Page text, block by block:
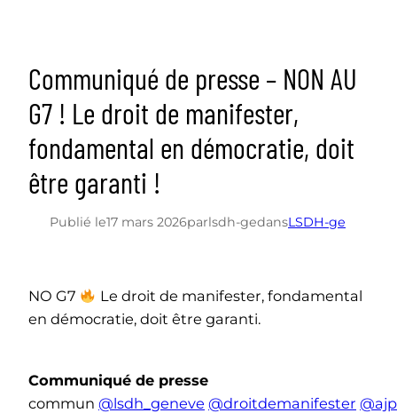
Communiqué de presse – NON AU
G7 ! Le droit de manifester,
fondamental en démocratie, doit
être garanti !
Publié le17 mars 2026parlsdh-gedansLSDH-ge
NO G7
Le droit de manifester, fondamental
en démocratie, doit être garanti.
Communiqué de presse
commun @lsdh_geneve @droitdemanifester